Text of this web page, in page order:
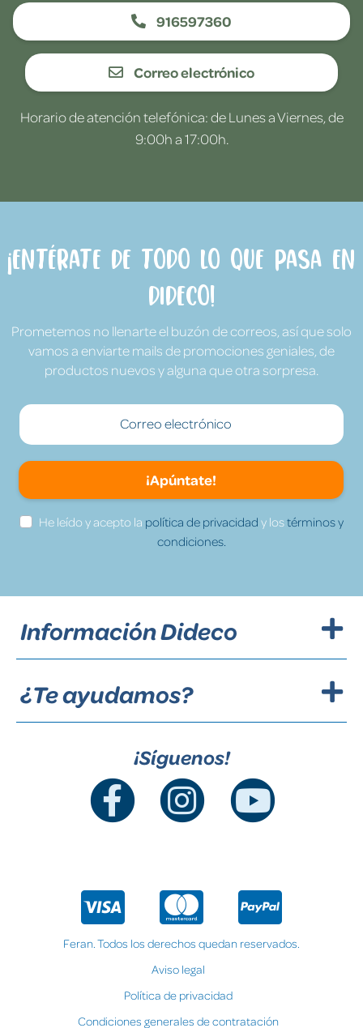
916597360
Correo electrónico
Horario de atención telefónica: de Lunes a Viernes, de
9:00h a 17:00h.
¡Entérate de todo lo que pasa en
Dideco!
Prometemos no llenarte el buzón de correos, así que solo
vamos a enviarte mails de promociones geniales, de
productos nuevos y alguna que otra sorpresa.
¡Apúntate!
He leído y acepto la política de privacidad y lostérminos y
condiciones.
Información Dideco
¿Te ayudamos?
¡Síguenos!
Feran. Todos los derechos quedan reservados.
Aviso legal
Política de privacidad
Condiciones generales de contratación